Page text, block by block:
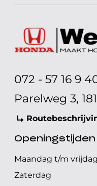
072 - 57 16 9
Parelweg 3,
Maandag t/m vrijdag
Zaterdag